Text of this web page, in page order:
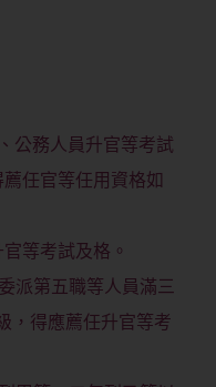
公務人員升官等考試
任官等任用資格如
等考試及格。
派第五職等人員滿三
，得應薦任升官等考